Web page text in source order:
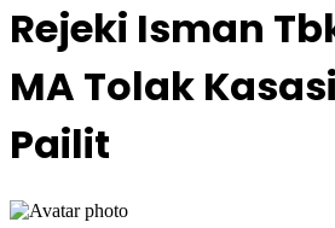
Rejeki Isman
MA Tolak
Pailit